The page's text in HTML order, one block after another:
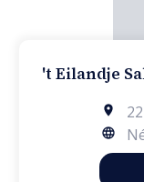
't Eilandje